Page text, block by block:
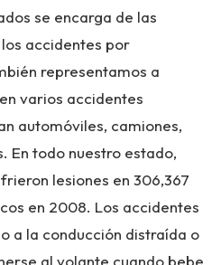
se encarga de las
accidentes por
representamos a
varios accidentes
automóviles, camiones,
En todo nuestro estado,
lesiones en 306,367
en 2008. Los accidentes
a la conducción distraída o
al volante cuando bebe